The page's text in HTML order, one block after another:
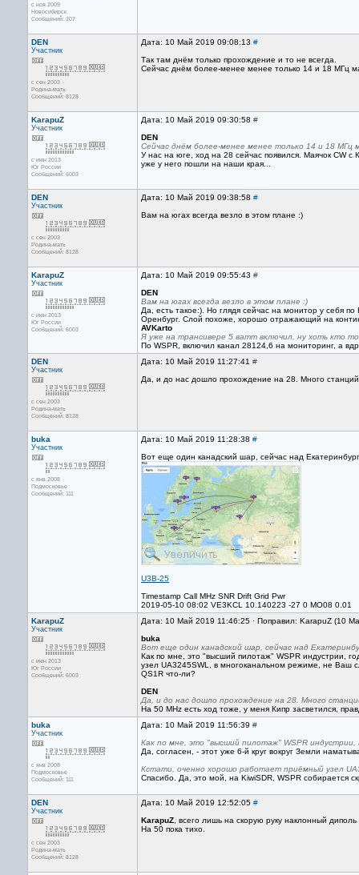
с ноя 2009
Новосибирск
Сообщений: 207
DEN
Участник
с сен 2003
Родина-мать
Сообщений: 8128
Дата: 10 Май 2019 09:08:13 #
Так там днём только прохождение и то не всегда.
Сейчас днём более-менее менее только 14 и 18 МГц
KarapuZ
Участник
с июн 2013
Юг России
Сообщений: 6003
Дата: 10 Май 2019 09:30:58 #
DEN
Сейчас днём более-менее менее только 14 и 18 МГц
У нас на юге, ход на 28 сейчас появился. Маячок CW c
уже у него пошли на наши края...
DEN
Участник
с сен 2003
Родина-мать
Сообщений: 8128
Дата: 10 Май 2019 09:38:58 #
Вам на югах всегда везло в этом плане :)
KarapuZ
Участник
с июн 2013
Юг России
Сообщений: 6003
Дата: 10 Май 2019 09:55:43 #
DEN
Вам на югах всегда везло в этом плане :)
Да, есть такое:). Но глядя сейчас на монитор у себя
Оренбург. Слой похоже, хорошо отражающий на
AVKarto
Я уже на трансивере 5 ватт включил, ну хоть кто
По WSPR, включил канал 28124,6 на мониторинг, а
DEN
Участник
с сен 2003
Родина-мать
Сообщений: 8128
Дата: 10 Май 2019 11:27:41 #
Да, и до нас дошло прохождение на 28. Много
buka
Участник
с янв 2008
Подмосковье
Сообщений: 111
Дата: 10 Май 2019 11:28:38 #
Вот еще один канадский шар, сейчас над
U3B-25
Timestamp Call MHz SNR Drift Grid Pwr
2019-05-10 08:02 VE3KCL 10.140223 -27 0 MO08 0.01
KarapuZ
Участник
с июн 2013
Юг России
Сообщений: 6003
Дата: 10 Май 2019 11:46:25 · Поправил: KarapuZ (10
buka
Вот еще один канадский шар, сейчас над
Как по мне, это "высший пилотаж" WSPR индустрии,
узел UA3245SWL, в многоканальном режиме, не Ваш
QS1R что-ли?
DEN
Да, и до нас дошло прохождение на 28. Много
На 50 MHz есть ход тоже, у меня Кипр засветился,
buka
Участник
с янв 2008
Подмосковье
Сообщений: 111
Дата: 10 Май 2019 11:56:39 #
Как по мне, это "высший пилотаж" WSPR
Да, согласен, - этот уже 6-й круг вокруг Земли
Кстати, оченно хорошо работает приёмный узел
Спасибо. Да, это мой, на KiwiSDR, WSPR собирается
DEN
Участник
с сен 2003
Родина-мать
Сообщений: 8128
Дата: 10 Май 2019 12:52:05 #
KarapuZ , всего лишь на скорую руку наклонный
На 50 пока тихо.